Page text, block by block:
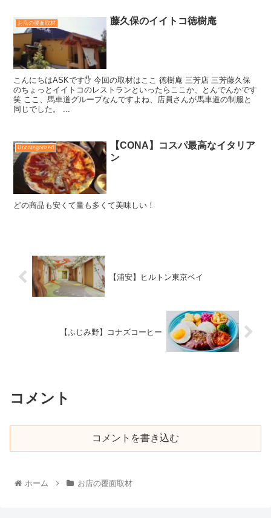
お店の覆面取材 藤久保のイイトコ徳樹庵
こんにちはASKです✋ 今回の取材はここ 徳樹庵 三芳店 三芳藤久保
のちょっとイイトコのレストランといったらここか、とんでんかです
笑 ここ、馬車道グループなんですよね、店員さんが馬車道の制服と
同じでした。 ...
Uncategorized
【CONA】コスパ最高なイタリア
ン
どの商品も安くて量も多くて美味しい！
【浦安】ヒルトン東京ベイ
【ふじみ野】コナズコーヒー
コメント
コメントを書き込む
ホーム お店の覆面取材